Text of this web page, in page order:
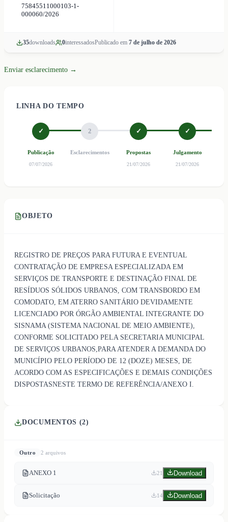
75845511000103-1-
000060/2026
35downloads 0interessadosPublicado em 7 de julho de 2026
Enviar esclarecimento →
LINHA DO TEMPO
✓
Publicação
07/07/2026
2
Esclarecimentos
✓
Propostas
21/07/2026
✓
Julgamento
21/07/2026
OBJETO
REGISTRO DE PREÇOS PARA FUTURA E EVENTUAL
CONTRATAÇÃO DE EMPRESA ESPECIALIZADA EM
SERVIÇOS DE TRANSPORTE E DESTINAÇÃO FINAL DE
RESÍDUOS SÓLIDOS URBANOS, COM TRANSBORDO EM
COMODATO, EM ATERRO SANITÁRIO DEVIDAMENTE
LICENCIADO POR ÓRGÃO AMBIENTAL INTEGRANTE DO
SISNAMA (SISTEMA NACIONAL DE MEIO AMBIENTE),
CONFORME SOLICITADO PELA SECRETARIA MUNICIPAL
DE SERVIÇOS URBANOS,PARA ATENDER A DEMANDA DO
MUNICÍPIO PELO PERÍODO DE 12 (DOZE) MESES, DE
ACORDO COM AS ESPECIFICAÇÕES E DEMAIS CONDIÇÕES
DISPOSTASNESTE TERMO DE REFERÊNCIA/ANEXO I.
DOCUMENTOS (2)
Outro 2 arquivos
ANEXO 1 21 Download
Solicitação 14 Download